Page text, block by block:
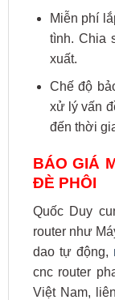
Miễn phí
tình. Chia
xuất.
Chế độ
xử lý vấn
đến thời
BÁO GIÁ
ĐÈ PHÔI
Quốc Duy
router như
dao tự động,
cnc router
Việt Nam,